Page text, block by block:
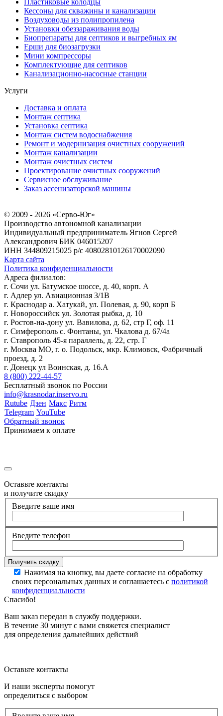
Пластиковые колодцы
Кессоны для скважины и канализации
Воздуховоды из полипропилена
Установки обеззараживания воды
Биопрепараты для септиков и выгребных ям
Ерши для биозагрузки
Мини компрессоры
Комплектующие для септиков
Канализационно-насосные станции
Услуги
Доставка и оплата
Монтаж септика
Установка септика
Монтаж систем водоснабжения
Ремонт и модернизация очистных сооружений
Монтаж канализации
Монтаж очистных систем
Проектирование очистных сооружений
Сервисное обслуживание
Заказ ассенизаторской машины
© 2009 - 2026 «Серво-Юг»
Производство автономной канализации
Индивидуальный предприниматель Ягнов Сергей
Александрович БИК 046015207
ИНН 344809215025 р/с 40802810126170002090
Карта сайта
Политика конфиденциальности
Адреса филиалов:
г. Сочи ул. Батумское шоссе, д. 40, корп. А
г. Адлер ул. Авиационная 3/1В
г. Краснодар а. Хатукай, ул. Полевая, д. 90, корп Б
г. Новороссийск ул. Золотая рыбка, д. 10
г. Ростов-на-дону ул. Вавилова, д. 62, стр Г, оф. 11
г. Симферополь с. Фонтаны, ул. Чкалова д. 67/4а
г. Ставрополь 45-я параллель, д. 22, стр. Г
г. Москва МО, г. о. Подольск, мкр. Климовск, Фабричный
проезд, д. 2
г. Донецк ул Воинская, д. 16.А
8 (800) 222-44-57
Бесплатный звонок по России
info@krasnodar.inservo.ru
Rutube Дзен Макс Ритм
Telegram YouTube
Обратный звонок
Принимаем к оплате
Оставьте контакты
и получите скидку
Введите ваше имя
Введите телефон
Нажимая на кнопку, вы даете согласие на обработку
своих персональных данных и соглашаетесь с политикой
конфиденциальности
Спасибо!
Ваш заказ передан в службу поддержки.
В течение 30 минут с вами свяжется специалист
для определения дальнейших действий
Оставьте контакты
И наши эксперты помогут
определиться с выбором